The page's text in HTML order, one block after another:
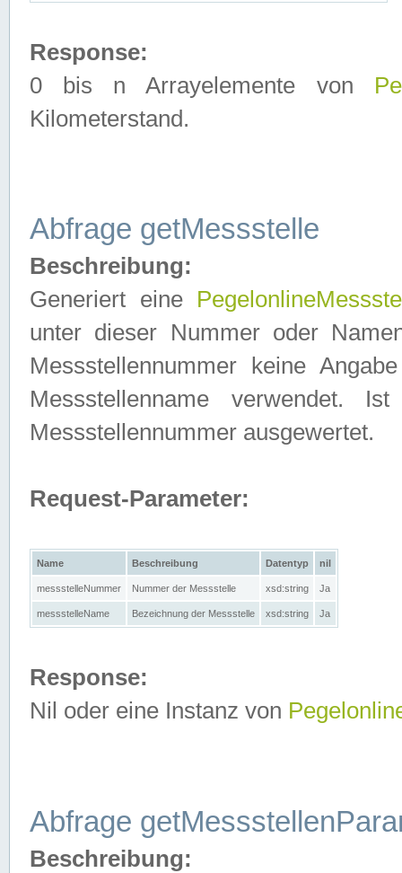
Response:
0 bis n Arrayelemente von
Kilometerstand.
Abfrage getMessstelle
Beschreibung:
Generiert eine
unter dieser Nummer oder
Messstellennummer keine
Messstellenname verwendet.
Messstellennummer ausgewertet.
Request-Parameter:
Name Beschreibung Datentyp nil
messstelleNummer Nummer der Messstelle xsd:string Ja
messstelleName Bezeichnung der Messstelle xsd:string Ja
Response:
Nil oder eine Instanz von
Abfrage
Beschreibung: